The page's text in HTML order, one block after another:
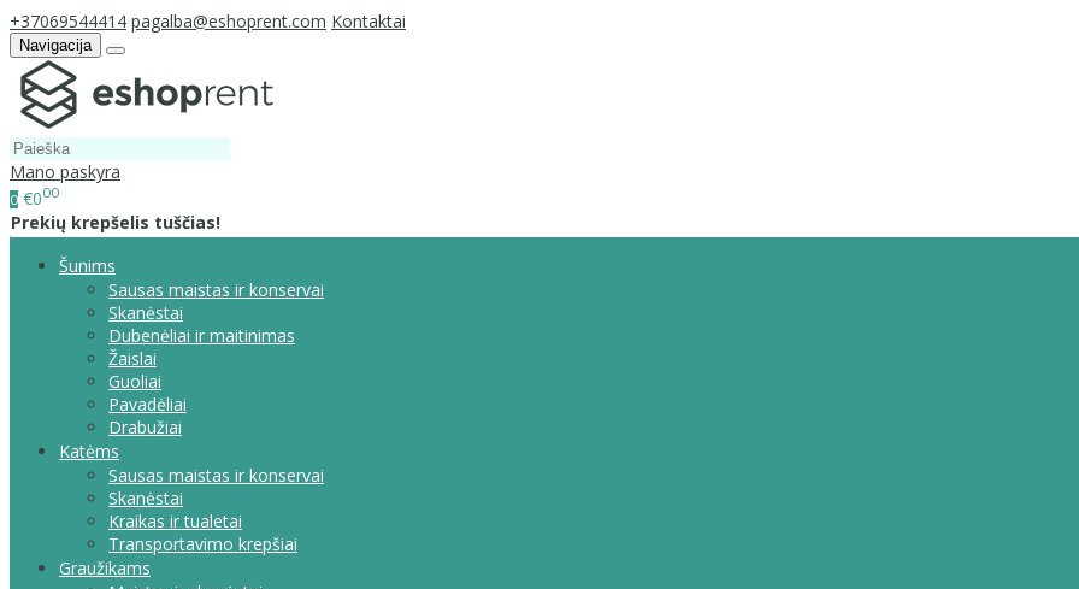
+37069544414 pagalba@eshoprent.com Kontaktai
Navigacija
Mano paskyra
0 €000
Prekių krepšelis tuščias!
Šunims
Sausas maistas ir konservai
Skanėstai
Dubenėliai ir maitinimas
Žaislai
Guoliai
Pavadėliai
Drabužiai
Katėms
Sausas maistas ir konservai
Skanėstai
Kraikas ir tualetai
Transportavimo krepšiai
Graužikams